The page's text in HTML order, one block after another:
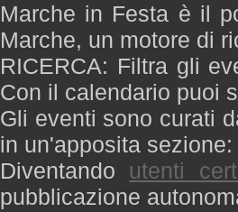
Marche in Festa è il
Marche, un motore di
RICERCA: Filtra gli
Con il calendario puoi
Gli eventi sono curati
in un'apposita sezione:
Diventando utenti
pubblicazione